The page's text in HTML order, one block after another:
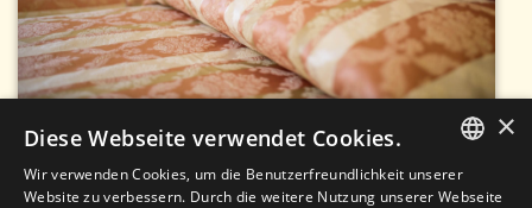
ITALIAN
×
Diese Webseite verwendet Cookies.
Wir verwenden Cookies, um die Benutzerfreundlichkeit unserer
Website zu verbessern. Durch die weitere Nutzung unserer Webseite